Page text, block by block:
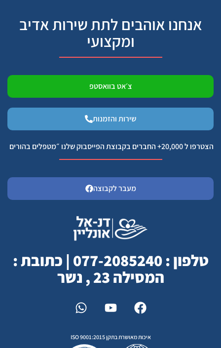
אנחנו אוהבים לתת שירות אדיב
ומקצועי
צ׳אט בוואסטפ
שירות והזמנות
הצטרפו ל 20,000+ החברים בקבוצת הפייסבוק שלנו ״מטפלים בהורים
מעבר לקבוצה
טלפון : 077-2085240 | כתובת :
המסילה 23 , נשר
איכות מאושרת בתקן ISO 9001:2015